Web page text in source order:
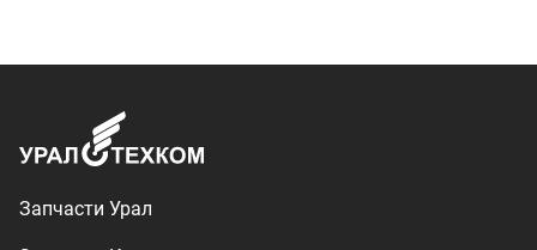
Доставка и оплата
utkm@mail.ru